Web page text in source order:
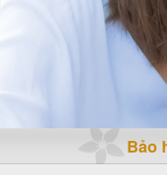
Bảo